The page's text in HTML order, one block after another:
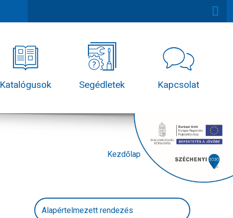
Katalógusok Segédletek Kapcsolat
Kezdőlap Termékek